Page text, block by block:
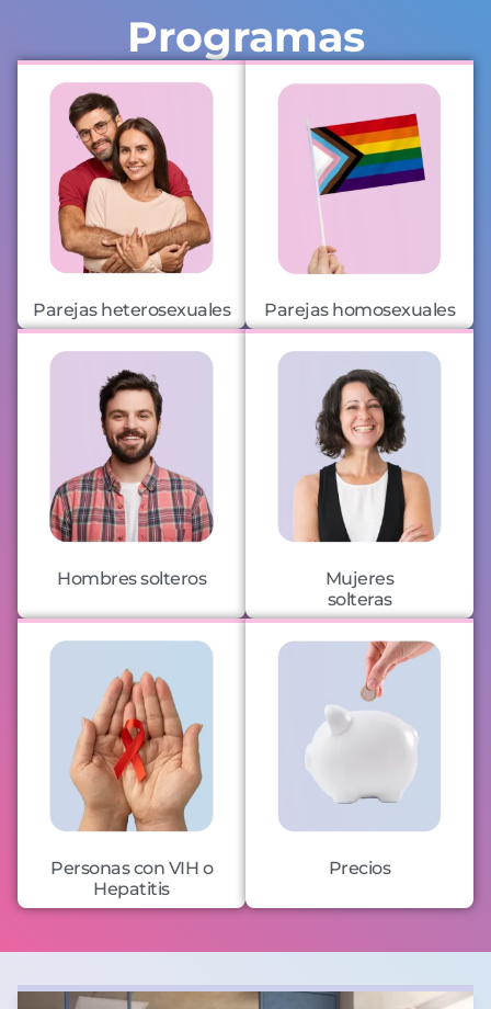
Programas
Parejas heterosexuales Parejas homosexuales
Hombres solteros
Mujeres
solteras
Personas con VIH o
Hepatitis
Precios